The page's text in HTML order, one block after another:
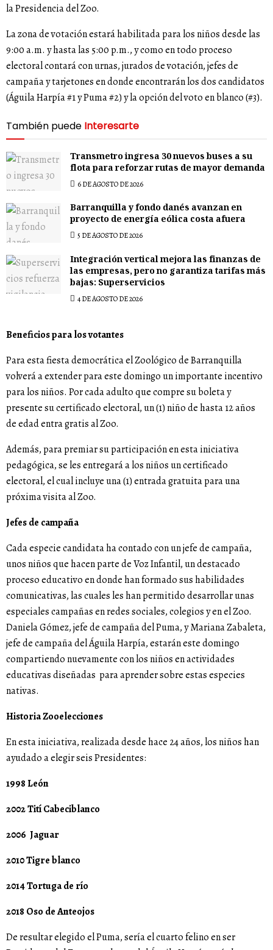
la Presidencia del Zoo.
La zona de votación estará habilitada para los niños desde las
9:00 a.m. y hasta las 5:00 p.m., y como en todo proceso
electoral contará con urnas, jurados de votación, jefes de
campaña y tarjetones en donde encontrarán los dos candidatos
(Águila Harpía #1 y Puma #2) y la opción del voto en blanco (#3).
También puede Interesarte
Transmetro ingresa 30 nuevos buses a su
flota para reforzar rutas de mayor demanda
6 DE AGOSTO DE 2026
Barranquilla y fondo danés avanzan en
proyecto de energía eólica costa afuera
5 DE AGOSTO DE 2026
Integración vertical mejora las finanzas de
las empresas, pero no garantiza tarifas más
bajas: Superservicios
4 DE AGOSTO DE 2026
Beneficios para los votantes
Para esta fiesta democrática el Zoológico de Barranquilla
volverá a extender para este domingo un importante incentivo
para los niños. Por cada adulto que compre su boleta y
presente su certificado electoral, un (1) niño de hasta 12 años
de edad entra gratis al Zoo.
Además, para premiar su participación en esta iniciativa
pedagógica, se les entregará a los niños un certificado
electoral, el cual incluye una (1) entrada gratuita para una
próxima visita al Zoo.
Jefes de campaña
Cada especie candidata ha contado con un jefe de campaña,
unos niños quehacen parte de Voz Infantil, un destacado
proceso educativo en donde han formado sus habilidades
comunicativas, las cuales les han permitido desarrollar unas
especiales campañas en redes sociales, colegios y en el Zoo.
Daniela Gómez, jefe de campaña del Puma, y Mariana Zabaleta,
jefe de campaña del Águila Harpía, estarán este domingo
compartiendo nuevamente con los niños en actividades
educativas diseñadas para aprender sobre estas especies
nativas.
Historia Zooelecciones
En esta iniciativa, realizada desde hace 24 años, los niños han
ayudado a elegir seis Presidentes:
1998 León
2002 Tití Cabeciblanco
2006 Jaguar
2010 Tigre blanco
2014 Tortuga de río
2018 Oso de Anteojos
De resultar elegido el Puma, sería el cuarto felino en ser